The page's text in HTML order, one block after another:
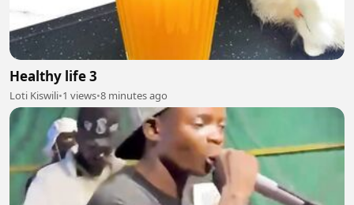
Healthy life 3
Loti Kiswili•1 views•8 minutes ago